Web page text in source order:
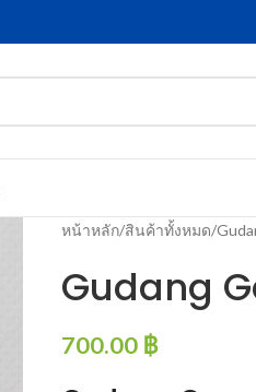
หน้าหลัก สินค้าทั้งหมด
Gudang
700.00 ฿